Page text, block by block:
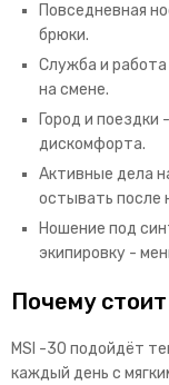
Повседневная
брюки.
Служба и
на смене.
Город и поездки
дискомфорта.
Активные дела
остывать после
Ношение под
экипировку -
Почему стоит
MSI -30 подойдёт
каждый день с